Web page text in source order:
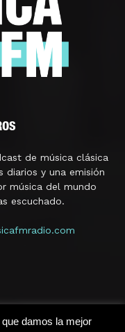
de música clásica
diarios y una emisión
música del mundo
escuchado.
damos la mejor